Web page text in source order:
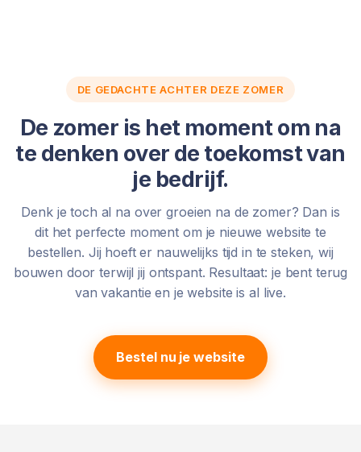
DE GEDACHTE ACHTER DEZE ZOMER
De zomer is het moment om na
te denken over de toekomst van
je bedrijf.
Denk je toch al na over groeien na de zomer? Dan is
dit het perfecte moment om je nieuwe website te
bestellen. Jij hoeft er nauwelijks tijd in te steken, wij
bouwen door terwijl jij ontspant. Resultaat: je bent terug
van vakantie en je website is al live.
Bestel nu je website